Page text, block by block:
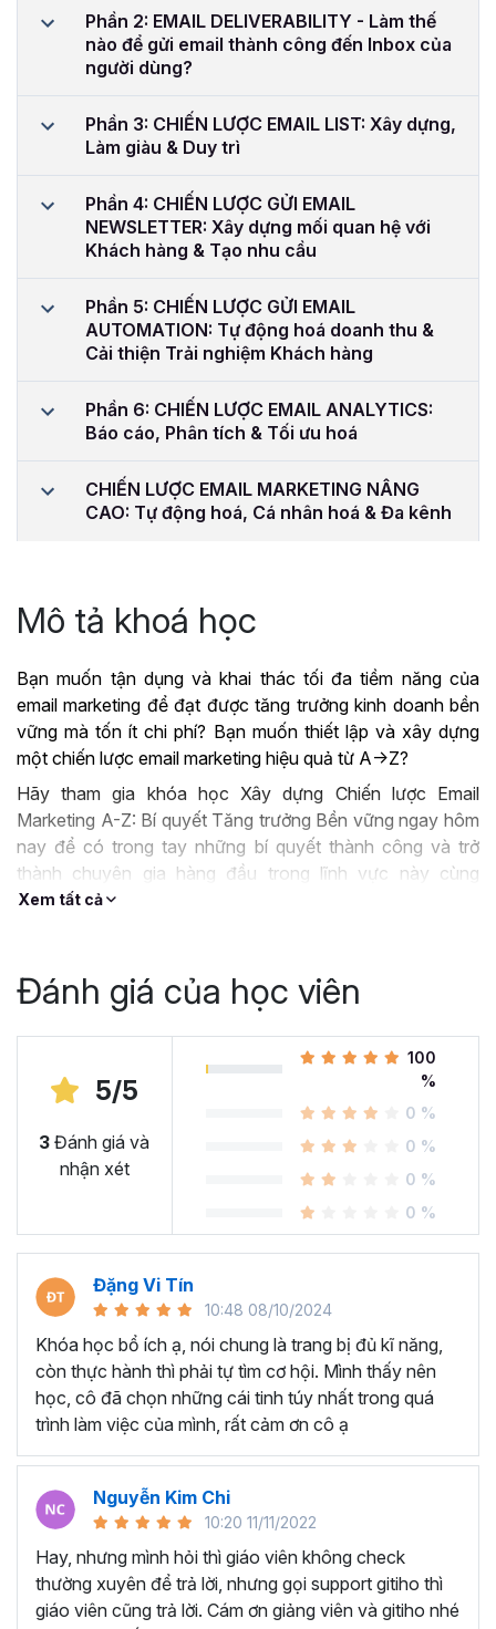
Phần 2: EMAIL DELIVERABILITY - Làm thế
nào để gửi email thành công đến Inbox của
người dùng?
Phần 3: CHIẾN LƯỢC EMAIL LIST: Xây dựng,
Làm giàu & Duy trì
Phần 4: CHIẾN LƯỢC GỬI EMAIL
NEWSLETTER: Xây dựng mối quan hệ với
Khách hàng & Tạo nhu cầu
Phần 5: CHIẾN LƯỢC GỬI EMAIL
AUTOMATION: Tự động hoá doanh thu &
Cải thiện Trải nghiệm Khách hàng
Phần 6: CHIẾN LƯỢC EMAIL ANALYTICS:
Báo cáo, Phân tích & Tối ưu hoá
CHIẾN LƯỢC EMAIL MARKETING NÂNG
CAO: Tự động hoá, Cá nhân hoá & Đa kênh
Mô tả khoá học
Bạn muốn tận dụng và khai thác tối đa tiềm năng của
email marketing để đạt được tăng trưởng kinh doanh bền
vững mà tốn ít chi phí? Bạn muốn thiết lập và xây dựng
một chiến lược email marketing hiệu quả từ A->Z?
Hãy tham gia khóa học Xây dựng Chiến lược Email
Marketing A-Z: Bí quyết Tăng trưởng Bền vững ngay hôm
nay để có trong tay những bí quyết thành công và trở
thành chuyên gia hàng đầu trong lĩnh vực này cùng
Gitiho.
Khóa học có thời lượng là 2 tiếng 46 phút học tập, bạn sẽ
NẮM ĐƯỢC KIẾN THỨC CƠ BẢN VỀ EMAIL
Bạn sẽ được học các kiến thức căn
bản về email marketing, tìm hiểu về 3 dạng chiến
dịch trong email marketing, các tiêu chí và hướng
dẫn chọn nền tảng để thực hiện gửi email
khi bắt đầu gửi email marketing, chiến lược và hướng
dẫn warm-up địa chỉ Ip mới khi thay đổi nền tảng gửi
email marketing, xử lý các sự cố liên quan đến Email
Deliverability. Ngoài ra giảng viên sẽ hướng dẫn bạn
các cài đặt Xác Thực - Domain Authentication, IP
Reputation & Blacklist và Google Postmaster.
HƯỚNG DẪN XÂY DỰNG CHIẾN LƯỢC EMAIL
Bạn sẽ học được cách tạo trải nghiệm thu
thập lead trên website với 4 loại Pop-up, cách thu
thập thông tin người dùng và cách để làm sạch cũng
như giữ sạch email list.
HƯỚNG DẪN XÂY DỰNG CHIẾN LƯỢC GỬI
EMAIL NEWSLETTER:Bạn sẽ học được cách xây
Xem tất cả
Đánh giá của học viên
5/5
3 Đánh giá và
nhận xét
100
%
0 %
0 %
0 %
0 %
Đặng Vi Tín
10:48 08/10/2024
Khóa học bổ ích ạ, nói chung là trang bị đủ kĩ năng,
còn thực hành thì phải tự tìm cơ hội. Mình thấy nên
học, cô đã chọn những cái tinh túy nhất trong quá
trình làm việc của mình, rất cảm ơn cô ạ
Nguyễn Kim Chi
10:20 11/11/2022
Hay, nhưng mình hỏi thì giáo viên không check
thường xuyên để trả lời, nhưng gọi support gitiho thì
giáo viên cũng trả lời. Cám ơn giảng viên và gitiho nhé